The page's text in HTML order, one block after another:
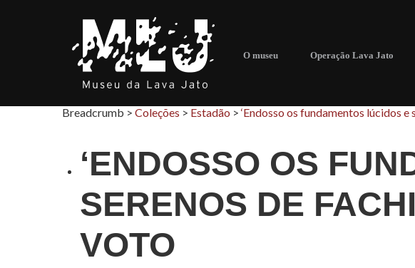
O museu Operação Lava Jato
Breadcrumb > Coleções > Estadão > ‘Endosso os fundamentos lúcidos e
‘ENDOSSO OS
SERENOS DE
VOTO